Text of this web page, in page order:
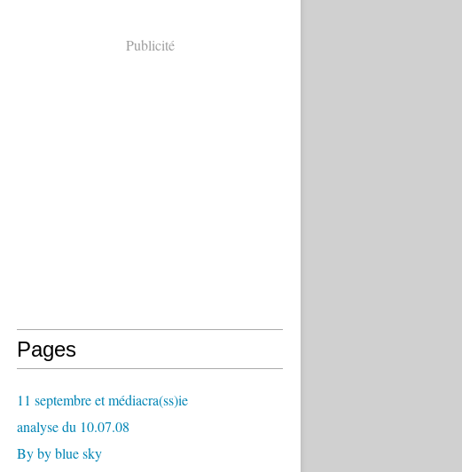
Publicité
Pages
11 septembre et médiacra(ss)ie
analyse du 10.07.08
By by blue sky